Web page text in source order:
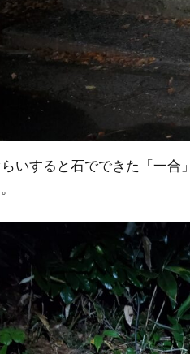
いすると石でできた「一